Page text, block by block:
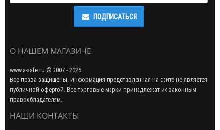
ПОДПИСАТЬСЯ
О НАШЕМ МАГАЗИНЕ
www.a-safe.ru © 2007 - 2026
Все права защищены. Информация представленная на сайте не является
публичной офертой. Все торговые марки принадлежат их законным
правообладателям.
НАШИ КОНТАКТЫ